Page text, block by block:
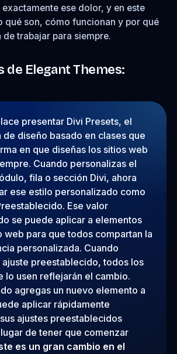
ese dolor, y en este
qué son, cómo funcionan y por qué
trabajar para siempre.
de Elegant Themes:
presentar Divi Presets, el
de diseño basado en clases que
en que diseñas los sitios web
Cuando personalizas el
fila o sección Divi, ahora
ese estilo personalizado como
Ese valor
se puede aplicar a elementos
web para que todos compartan la
personalizada. Cuando
preestablecido, todos los
lo usen reflejarán el cambio.
agregas un nuevo elemento a
aplicar rápidamente
ajustes preestablecidos
de tener que comenzar
es un gran cambio en el